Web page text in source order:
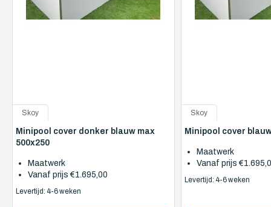
Skoy
Minipool cover donker blauw max
500x250
Maatwerk
Vanaf prijs €1.695,00
Levertijd: 4-6 weken
Skoy
Minipool cover
Maatwerk
Vanaf prijs
Levertijd: 4-6 weken